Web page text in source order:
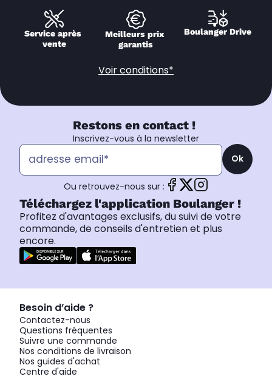
Service après
vente
Meilleurs prix
garantis
Boulanger Drive
Voir conditions*
Restons en contact !
Inscrivez-vous à la newsletter
Ok
Ou retrouvez-nous sur :
Téléchargez l'application Boulanger !
Profitez d'avantages exclusifs, du suivi de votre
commande, de conseils d'entretien et plus
encore.
Besoin d’aide ?
Contactez-nous
Questions fréquentes
Suivre une commande
Nos conditions de livraison
Nos guides d'achat
Centre d'aide